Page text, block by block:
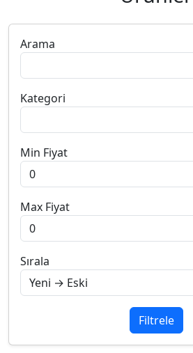
Arama
Kategori
Min Fiyat
Max Fiyat
Sırala
Filtrele